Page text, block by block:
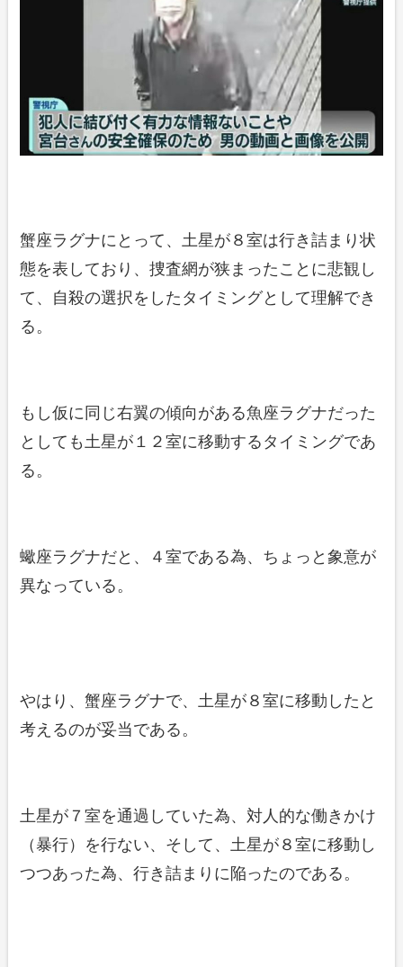
蟹座ラグナにとって、土星が８室は行き詰まり状
態を表しており、捜査網が狭まったことに悲観し
て、自殺の選択をしたタイミングとして理解でき
る。
もし仮に同じ右翼の傾向がある魚座ラグナだった
としても土星が１２室に移動するタイミングであ
る。
蠍座ラグナだと、４室である為、ちょっと象意が
異なっている。
やはり、蟹座ラグナで、土星が８室に移動したと
考えるのが妥当である。
土星が７室を通過していた為、対人的な働きかけ
（暴行）を行ない、そして、土星が８室に移動し
つつあった為、行き詰まりに陥ったのである。